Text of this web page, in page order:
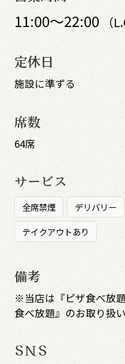
11:00～22:00 （
定休日
施設に準ずる
席数
64席
サービス
全席禁煙 デリバリー
テイクアウトあり
備考
※当店は『ピザ食べ放
食べ放題』のお取り扱
SNS